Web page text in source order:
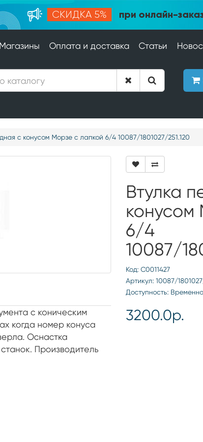
СКИДКА 5% при онлайн-
Магазины Оплата и доставка Статьи
с конусом Морзе с лапкой 6/4 10087/1801027/251.120
с коническим
когда номер конуса
Оснастка
станок. Производитель
Втулка
конусом
6/4
10087/
Код: С0011427
Артикул: 10087/
Доступность: Временно
3200.0р.